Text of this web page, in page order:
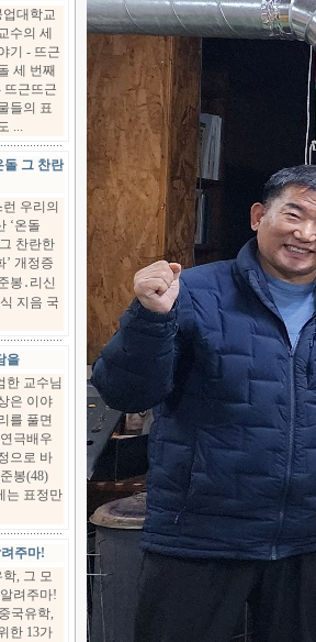
대학교
수의 세
기 - 뜨근
세 번째
뜨근뜨근
들의 표
...
돌 그 찬란
우리의
‘온돌
찬란한
’ 개정증
봉․리신
지음 국
을
한 교수님
은 이야
를 풀면
극배우
으로 바
봉(48)
는 표정만
주마!
, 그 모
려주마!
국유학,
한 13가